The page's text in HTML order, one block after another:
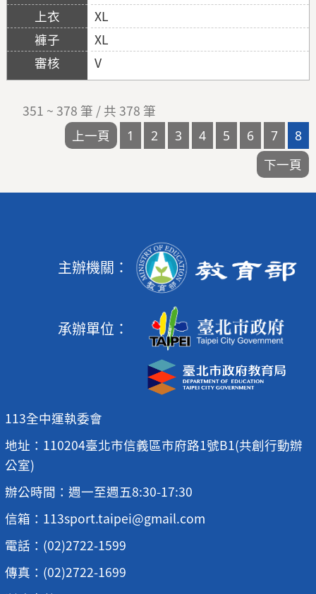
XL
XL
V
351 ~ 378 筆 / 共 378 筆
主辦機關：
承辦單位：
113全中運執委會
地址：110204臺北市信義區市府路1號B1(共創行動辦
公室)
辦公時間：週一至週五8:30-17:30
信箱：113sport.taipei@gmail.com
電話：(02)2722-1599
傳真：(02)2722-1699